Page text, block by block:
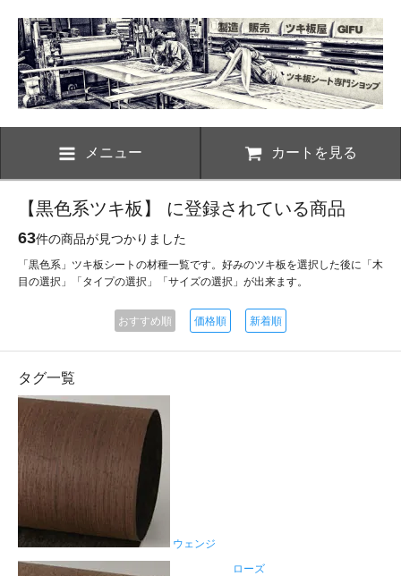
メニュー カートを見る
【黒色系ツキ板】 に登録されている商品
63件の商品が見つかりました
「黒色系」ツキ板シートの材種一覧です。好みのツキ板を選択した後に「木
目の選択」「タイプの選択」「サイズの選択」が出来ます。
おすすめ順 価格順 新着順
タグ一覧
ウェンジ
ローズ